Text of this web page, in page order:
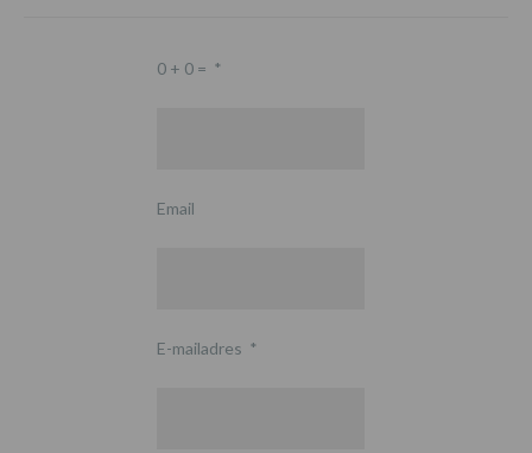
0 + 0 = *
Email
E-mailadres *